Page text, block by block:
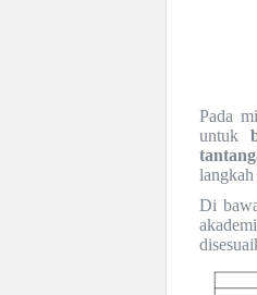
Pada
untuk
langkah
Di